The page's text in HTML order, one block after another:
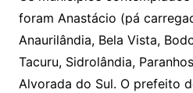
foram Anastácio (pá
Anaurilândia, Bela Vista,
Tacuru, Sidrolândia,
Alvorada do Sul. O prefeito